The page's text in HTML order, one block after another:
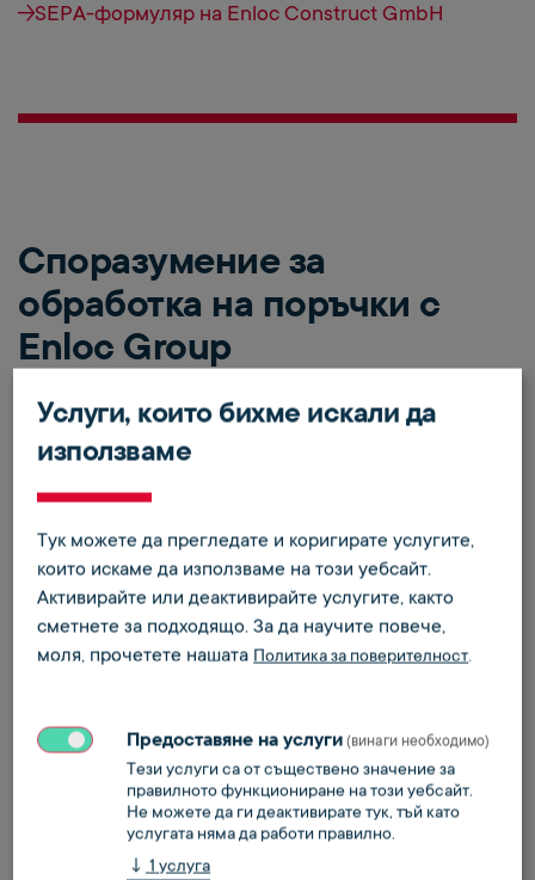
SEPA-формуляр на Enloc Construct GmbH
Споразумение за
обработка на поръчки с
Enloc Group
Моля, използвайте следните формуляри за
съответната компания.
Формуляр за споразумение за обработка на
поръчки с Enloc Energy GmbH
Формуляр за споразумение за обработка на
Формуляр за споразумение за обработка на
поръчки с Enloc Squad GmbH
Услуги, които бихме искали да
използваме
Тук можете да прегледате и коригирате услугите,
които искаме да използваме на този уебсайт.
Активирайте или деактивирайте услугите, както
сметнете за подходящо. За да научите повече,
моля, прочетете нашата Политика за поверителност.
Предоставяне на услуги (винаги необходимо)
Тези услуги са от съществено значение за
правилното функциониране на този уебсайт.
Не можете да ги деактивирате тук, тъй като
услугата няма да работи правилно.
↓ 1 услуга